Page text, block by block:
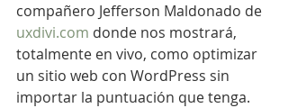
compañero Jefferson Maldonado de
uxdivi.com donde nos mostrará,
totalmente en vivo, como optimizar
un sitio web con WordPress sin
importar la puntuación que tenga.